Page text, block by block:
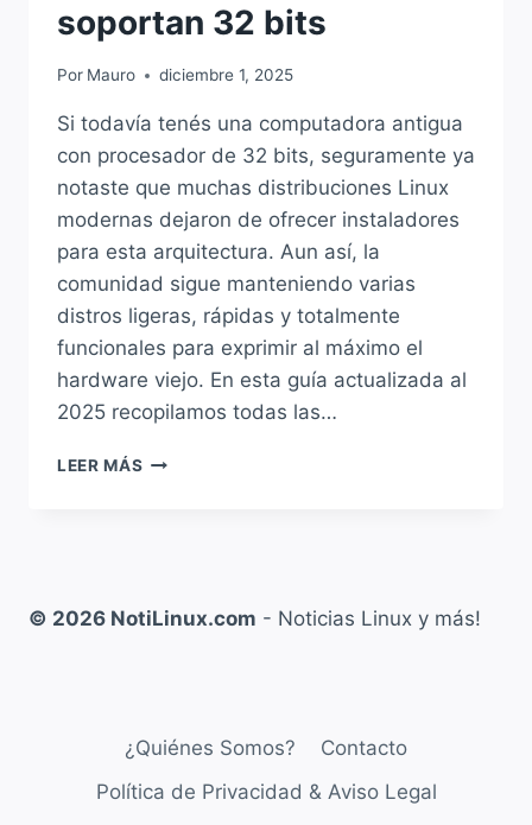
soportan 32 bits
Por Mauro diciembre 1, 2025
Si todavía tenés una computadora antigua
con procesador de 32 bits, seguramente ya
notaste que muchas distribuciones Linux
modernas dejaron de ofrecer instaladores
para esta arquitectura. Aun así, la
comunidad sigue manteniendo varias
distros ligeras, rápidas y totalmente
funcionales para exprimir al máximo el
hardware viejo. En esta guía actualizada al
2025 recopilamos todas las…
LEER MÁS TOP
SOPORTAN
© 2026 NotiLinux.com - Noticias Linux y más!
¿Quiénes Somos?
Contacto
Política de Privacidad & Aviso Legal